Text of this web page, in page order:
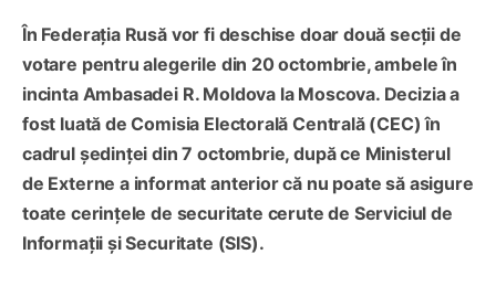
În Federația Rusă vor fi deschise doar două secții de
votare pentru alegerile din 20 octombrie, ambele în
incinta Ambasadei R. Moldova la Moscova. Decizia a
fost luată de Comisia Electorală Centrală (CEC) în
cadrul ședinței din 7 octombrie, după ce Ministerul
de Externe a informat anterior că nu poate să asigure
toate cerințele de securitate cerute de Serviciul de
Informații și Securitate (SIS).